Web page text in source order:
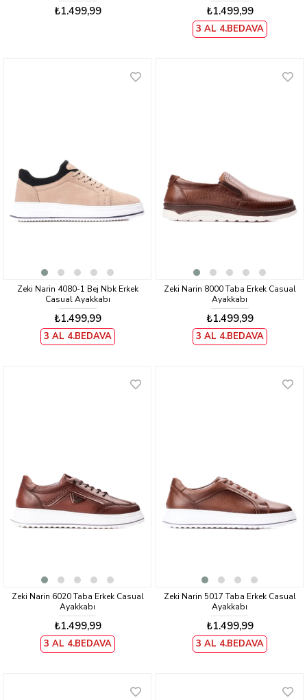
₺1.499,99 ₺1.499,99
3 AL 4.BEDAVA
Zeki Narin 4080-1 Bej Nbk Erkek
Casual Ayakkabı
₺1.499,99
3 AL 4.BEDAVA
Zeki Narin 8000 Taba Erkek Casual
Ayakkabı
₺1.499,99
3 AL 4.BEDAVA
Zeki Narin 6020 Taba Erkek Casual
Ayakkabı
₺1.499,99
3 AL 4.BEDAVA
Zeki Narin 5017 Taba Erkek Casual
Ayakkabı
₺1.499,99
3 AL 4.BEDAVA